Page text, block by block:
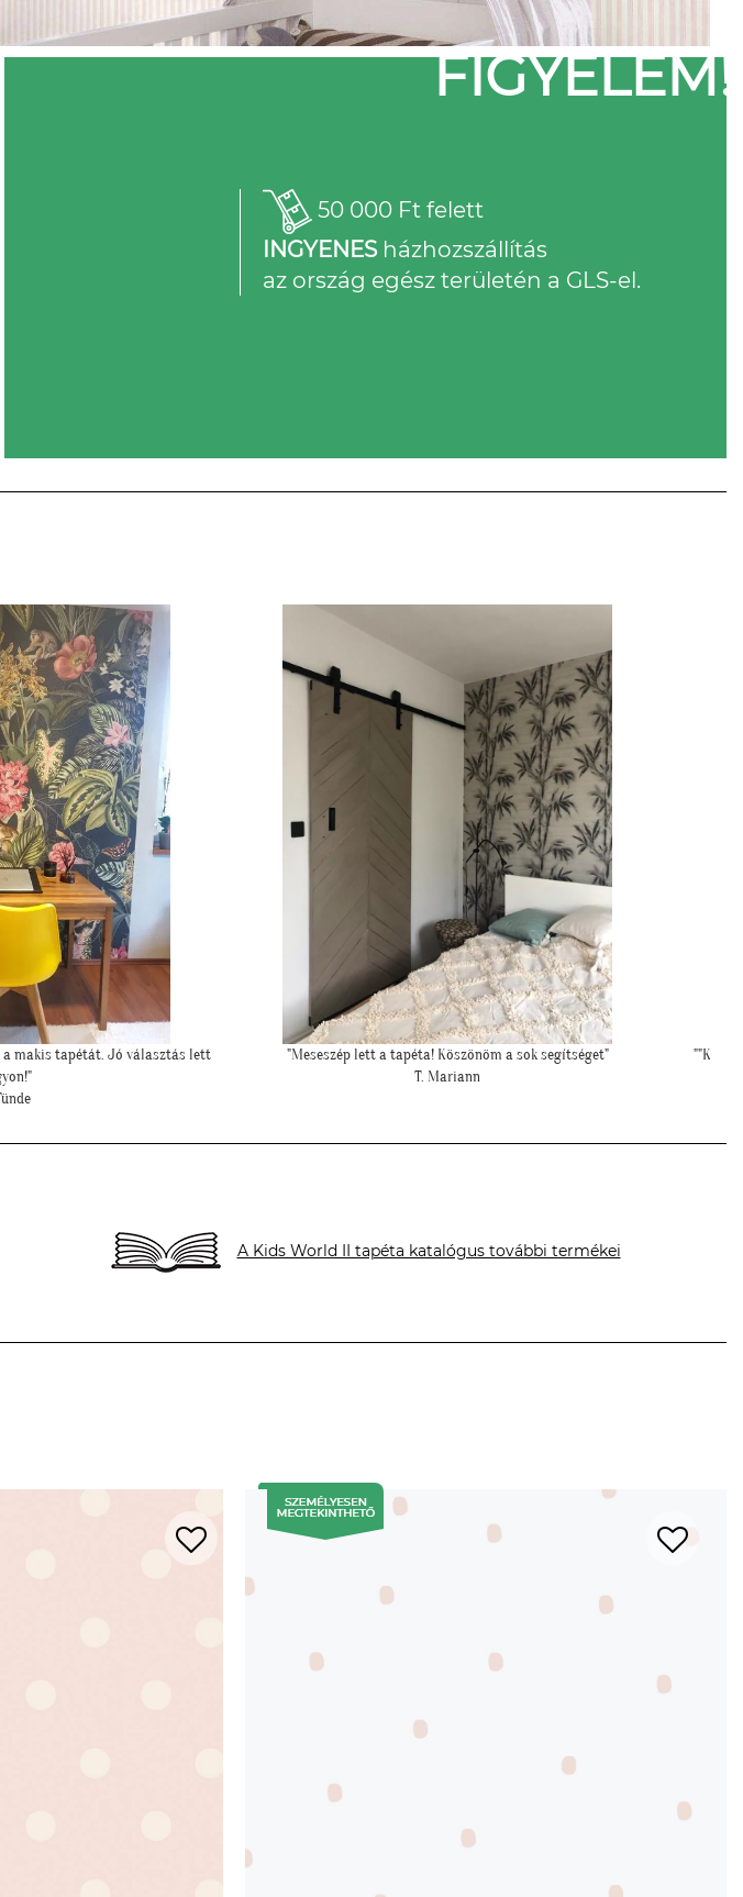
FIGYELEM!
50 000 Ft felett
INGYENESházhozszállítás
az ország egész területén a GLS-el.
a sok segítséget"
""Kicsit féltünk előtte, hogy nem lesz-e sok ekkora falfelületen a
tapéta, de a végeredmény nagyon szép lett.""
A Kids World II tapéta katalógus további termékei